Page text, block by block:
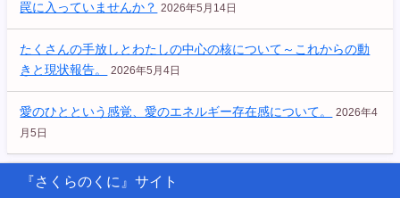
罠に入っていませんか？
2026年5月14日
たくさんの手放しとわたしの中心の核について～これからの動
きと現状報告。
2026年5月4日
愛のひとという感覚、愛のエネルギー存在感について。
2026年4
月5日
『さくらのくに』サイト